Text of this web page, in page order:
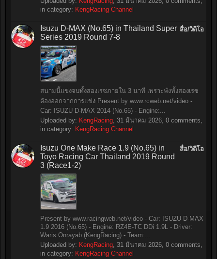
in category: KengRacing Channel
สื่อ/วิดีโอ
Isuzu D-MAX (No.65) in Thailand Super
Series 2019 Round 7-8
สนามนี้แข่งจบทั้งสองเรซภายใน 3 นาที เพราะพังทั้งสองเรซ
ต้องออกจากการแข่ง Present by www.rcweb.net/video -
Car: ISUZU D-MAX 2014 (No.65) - Engine:...
Uploaded by: KengRacing, 31 มีนาคม 2026, 0 comments,
in category: KengRacing Channel
สื่อ/วิดีโอ
Isuzu One Make Race 1.9 (No.65) in
Toyo Racing Car Thailand 2019 Round
3 (Race1-2)
Present by www.racingweb.net/video - Car: ISUZU D-MAX
1.9 2016 (No.65) - Engine: RZ4E-TC DDi 1.9L - Driver:
Waris Onrayab (KengRacing) - Team:...
Uploaded by: KengRacing, 31 มีนาคม 2026, 0 comments,
in category: KengRacing Channel